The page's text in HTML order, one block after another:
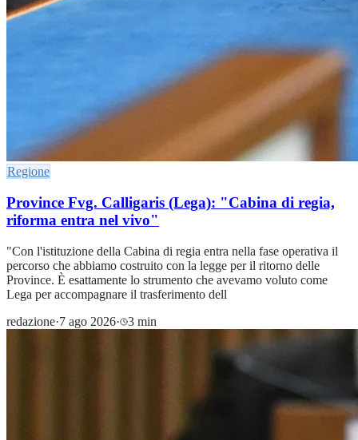
Regione
Province Fvg. Calligaris (Lega): "Cabina di regia,
riforma entra nel vivo"
"Con l'istituzione della Cabina di regia entra nella fase operativa il
percorso che abbiamo costruito con la legge per il ritorno delle
Province. È esattamente lo strumento che avevamo voluto come
Lega per accompagnare il trasferimento dell
redazione·7 ago 2026· 3 min